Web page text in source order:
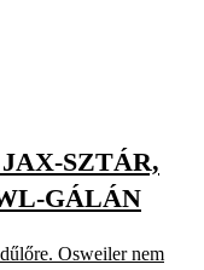
SZTÁR,
GÁLÁN
Osweiler nem